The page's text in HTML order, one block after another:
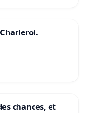
chances, et